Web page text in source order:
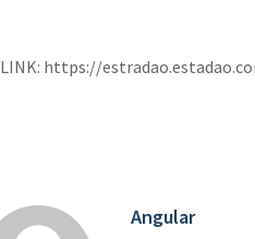
LINK: https://
Angular